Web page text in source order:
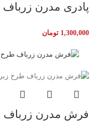
پادری مدرن زرباف
1,300,000 تومان
فرش مدرن زرباف